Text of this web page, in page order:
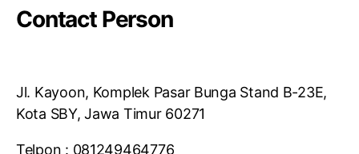
Contact Person
Jl. Kayoon, Komplek Pasar Bunga Stand B-23E,
Kota SBY, Jawa Timur 60271
Telpon : 081249464776